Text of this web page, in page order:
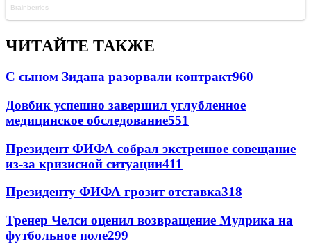
ЧИТАЙТЕ ТАКЖЕ
С сыном Зидана разорвали контракт960
Довбик успешно завершил углубленное
медицинское обследование551
Президент ФИФА собрал экстренное совещание
из-за кризисной ситуации411
Президенту ФИФА грозит отставка318
Тренер Челси оценил возвращение Мудрика на
футбольное поле299